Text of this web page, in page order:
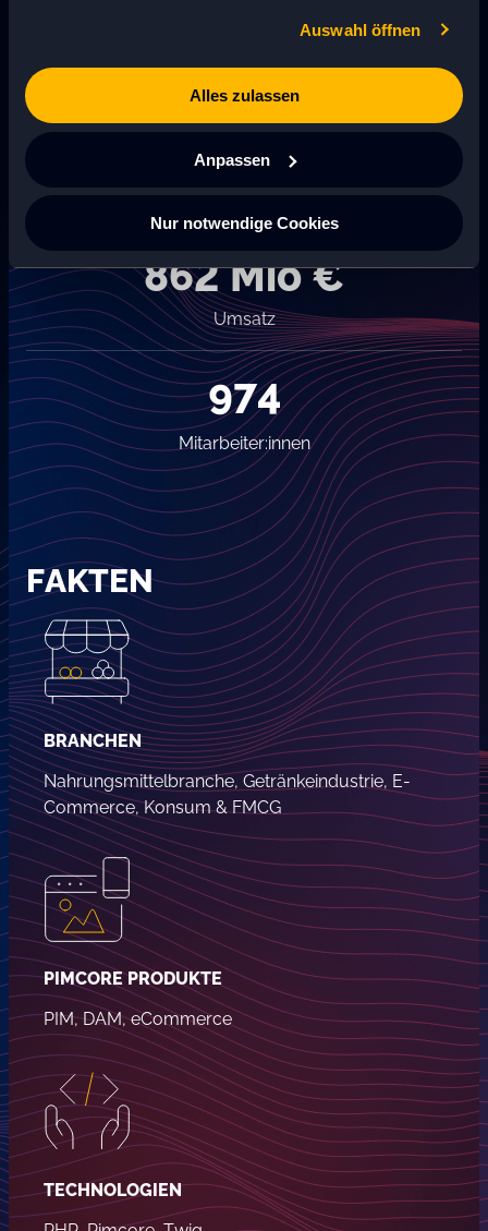
Auswahl öffnen
Alles zulassen
Anpassen
Nur notwendige Cookies
7 Mio. Hektoliter
Jahresausstoß
862 Mio €
Umsatz
974
Mitarbeiter:innen
FAKTEN
BRANCHEN
Nahrungsmittelbranche, Getränkeindustrie, E-
Commerce, Konsum & FMCG
PIMCORE PRODUKTE
PIM, DAM, eCommerce
TECHNOLOGIEN